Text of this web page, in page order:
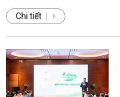
Chi tiết